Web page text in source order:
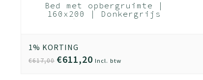
Bed met opbergruimte |
160x200 | Donkergrijs
Hout | Inclusief witte
1% KORTING
€617,00 €611,20 Incl. btw